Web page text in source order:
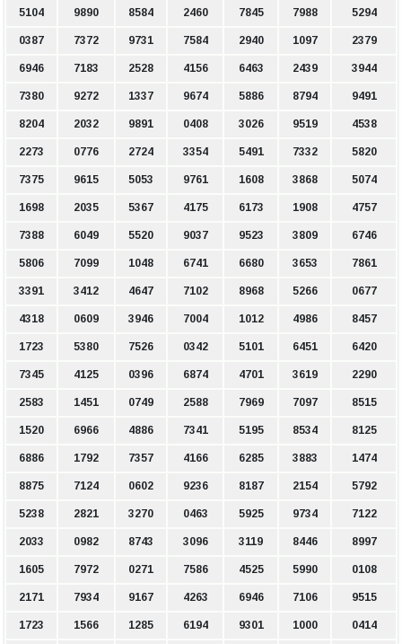
5104 9890 8584 2460 7845 7988 5294
0387 7372 9731 7584 2940 1097 2379
6946 7183 2528 4156 6463 2439 3944
7380 9272 1337 9674 5886 8794 9491
8204 2032 9891 0408 3026 9519 4538
2273 0776 2724 3354 5491 7332 5820
7375 9615 5053 9761 1608 3868 5074
1698 2035 5367 4175 6173 1908 4757
7388 6049 5520 9037 9523 3809 6746
5806 7099 1048 6741 6680 3653 7861
3391 3412 4647 7102 8968 5266 0677
4318 0609 3946 7004 1012 4986 8457
1723 5380 7526 0342 5101 6451 6420
7345 4125 0396 6874 4701 3619 2290
2583 1451 0749 2588 7969 7097 8515
1520 6966 4886 7341 5195 8534 8125
6886 1792 7357 4166 6285 3883 1474
8875 7124 0602 9236 8187 2154 5792
5238 2821 3270 0463 5925 9734 7122
2033 0982 8743 3096 3119 8446 8997
1605 7972 0271 7586 4525 5990 0108
2171 7934 9167 4263 6946 7106 9515
1723 1566 1285 6194 9301 1000 0414